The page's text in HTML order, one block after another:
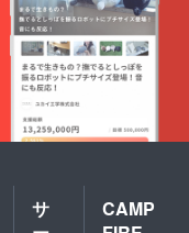
サ
CAMP